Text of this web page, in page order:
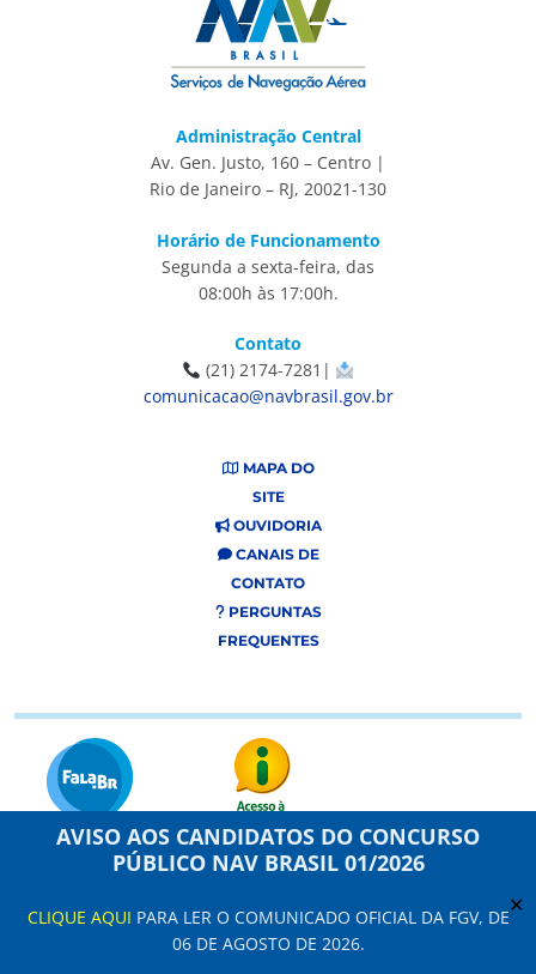
AVISO AOS CANDIDATOS DO CONCURSO
PÚBLICO NAV BRASIL 01/2026
CLIQUE AQUI PARA LER O COMUNICADO OFICIAL DA FGV, DE
06 DE AGOSTO DE 2026.
✕
Administração Central
Av. Gen. Justo, 160 – Centro |
Rio de Janeiro – RJ, 20021-130
Horário de Funcionamento
Segunda a sexta-feira, das
08:00h às 17:00h.
Contato
(21) 2174-7281|
comunicacao@navbrasil.gov.br
MAPA DO
SITE
OUVIDORIA
CANAIS DE
CONTATO
PERGUNTAS
FREQUENTES
Este site usa cookies e dados pessoais de acordo com os nossos Termos de
Configuração de Cookies